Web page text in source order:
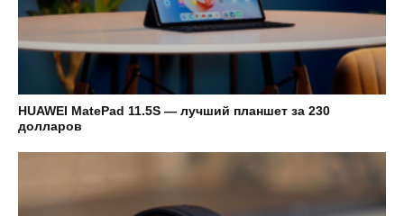
HUAWEI MatePad 11.5S — лучший планшет за 230
долларов